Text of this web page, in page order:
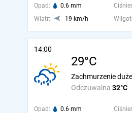
Opad: 0.6 mm
Wiatr:
19 km/h
14:00
29°C
Odczuwalna 32°C
Zachmurzenie
Opad: 0.6 mm